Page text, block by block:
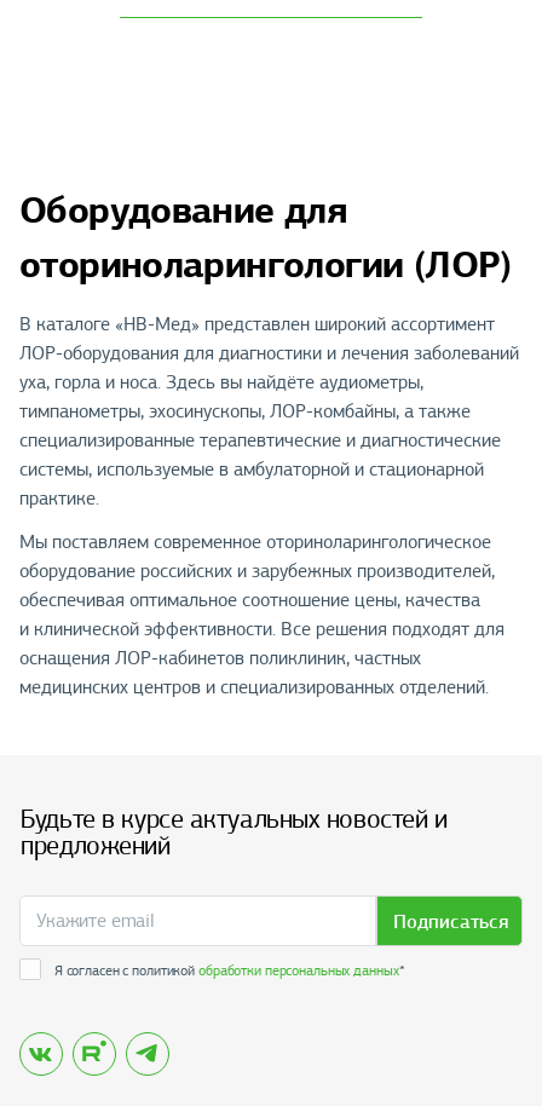
Оборудование для
оториноларингологии (ЛОР)
В каталоге «НВ-Мед» представлен широкий ассортимент
ЛОР-оборудования для диагностики и лечения заболеваний
уха, горла и носа. Здесь вы найдёте аудиометры,
тимпанометры, эхосинускопы, ЛОР-комбайны, а также
специализированные терапевтические и диагностические
системы, используемые в амбулаторной и стационарной
практике.
Мы поставляем современное оториноларингологическое
оборудование российских и зарубежных производителей,
обеспечивая оптимальное соотношение цены, качества
и клинической эффективности. Все решения подходят для
оснащения ЛОР-кабинетов поликлиник, частных
медицинских центров и специализированных отделений.
Будьте в курсе актуальных новостей и
предложений
Подписаться
Я согласен с политикойобработки персональных данных*